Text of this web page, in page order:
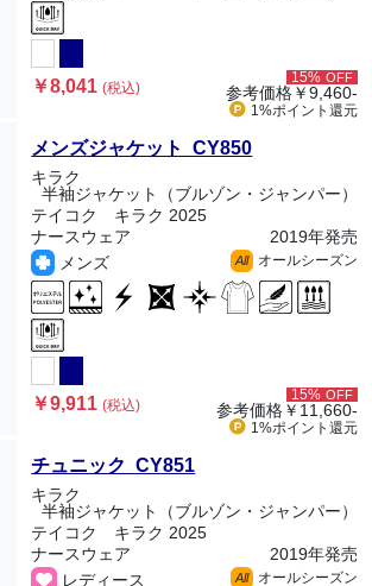
￥8,041(税込)
15% OFF
参考価格￥9,460-
1%ポイント 還元
メンズジャケット CY850
キラク
半袖ジャケット（ブルゾン・ジャンパー）
テイコク キラク 2025
ナースウェア
2019年発売
メンズ
All オールシーズン
￥9,911(税込)
15% OFF
参考価格￥11,660-
1%ポイント 還元
チュニック CY851
キラク
半袖ジャケット（ブルゾン・ジャンパー）
テイコク キラク 2025
ナースウェア
2019年発売
レディース
All オールシーズン